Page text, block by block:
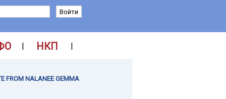
| НКП |
FROM NALANEE GEMMA